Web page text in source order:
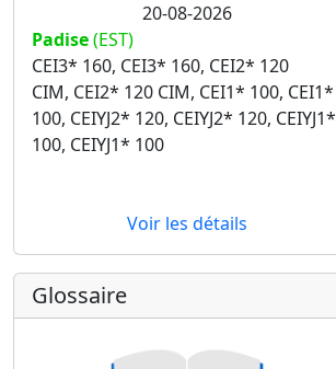
20-08-2026
Padise(EST)
CEI3* 160, CEI3* 160, CEI2* 120
CIM, CEI2* 120 CIM, CEI1* 100, CEI1*
100, CEIYJ2* 120, CEIYJ2* 120, CEIYJ1*
100, CEIYJ1* 100
Voir les détails
Glossaire